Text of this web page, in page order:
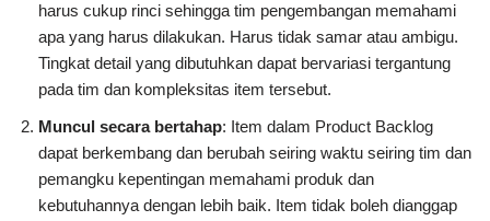
harus cukup rinci sehingga tim pengembangan memahami
apa yang harus dilakukan. Harus tidak samar atau ambigu.
Tingkat detail yang dibutuhkan dapat bervariasi tergantung
pada tim dan kompleksitas item tersebut.
Muncul secara bertahap: Item dalam Product Backlog
dapat berkembang dan berubah seiring waktu seiring tim dan
pemangku kepentingan memahami produk dan
kebutuhannya dengan lebih baik. Item tidak boleh dianggap